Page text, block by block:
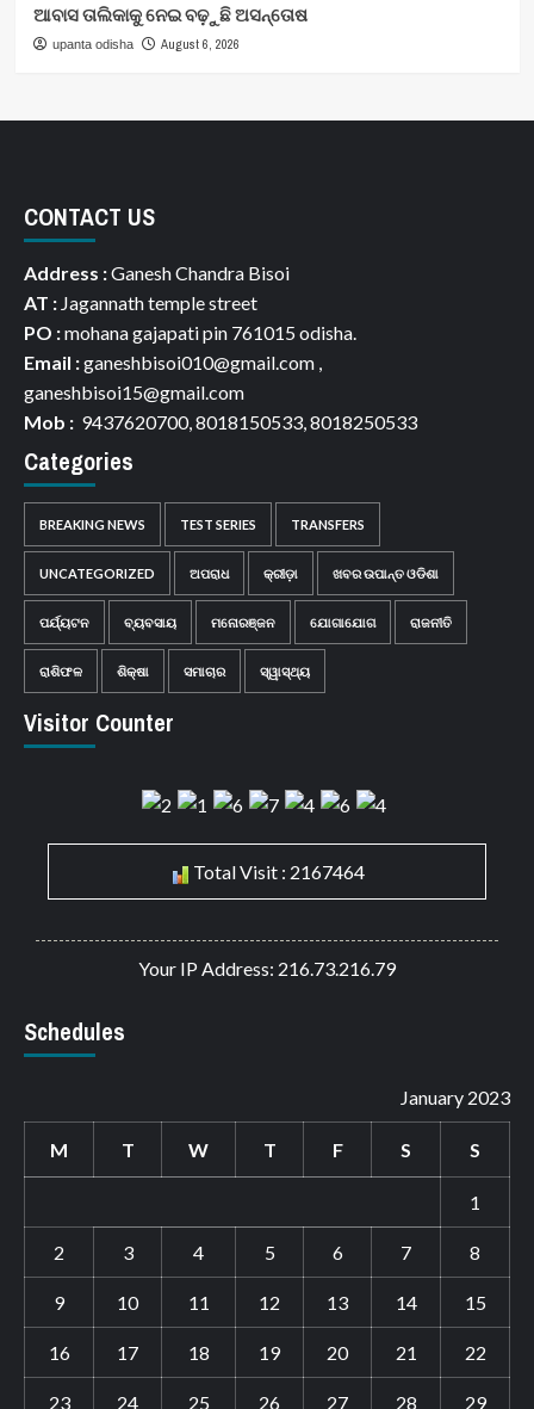
ଆବାସ ତାଲିକାକୁ ନେଇ ବଢ଼ୁଛି ଅସନ୍ତୋଷ
upanta odisha August 6, 2026
CONTACT US
Address :Ganesh Chandra Bisoi
AT : Jagannath temple street
PO :mohana gajapati pin 761015 odisha.
Email :ganeshbisoi010@gmail.com ,
ganeshbisoi15@gmail.com
Mob : 9437620700, 8018150533, 8018250533
Categories
BREAKING NEWS TEST SERIES TRANSFERS
UNCATEGORIZED ଅପରାଧ କ୍ରୀଡ଼ା ଖବର ଉପାନ୍ତ ଓଡିଶା
ପର୍ଯ୍ୟଟନ ବ୍ୟବସାୟ ମନୋରଞ୍ଜନ ଯୋଗାଯୋଗ ରାଜନୀତି
ରାଶିଫଳ ଶିକ୍ଷା ସମାଚାର ସ୍ୱାସ୍ଥ୍ୟ
Visitor Counter
Total Visit : 2167464
Your IP Address: 216.73.216.79
Schedules
January 2023
M T W T F S S
1
2 3 4 5 6 7 8
9 10 11 12 13 14 15
16 17 18 19 20 21 22
23 24 25 26 27 28 29